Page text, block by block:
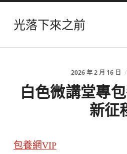
光落下來之前
2026 年 2 月 16 日 /
白色微講堂專
新征
包養網VIP